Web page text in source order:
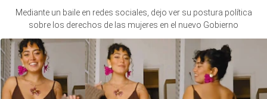
Mediante un baile en redes sociales, dejo ver su postura política
sobre los derechos de las mujeres en el nuevo Gobierno